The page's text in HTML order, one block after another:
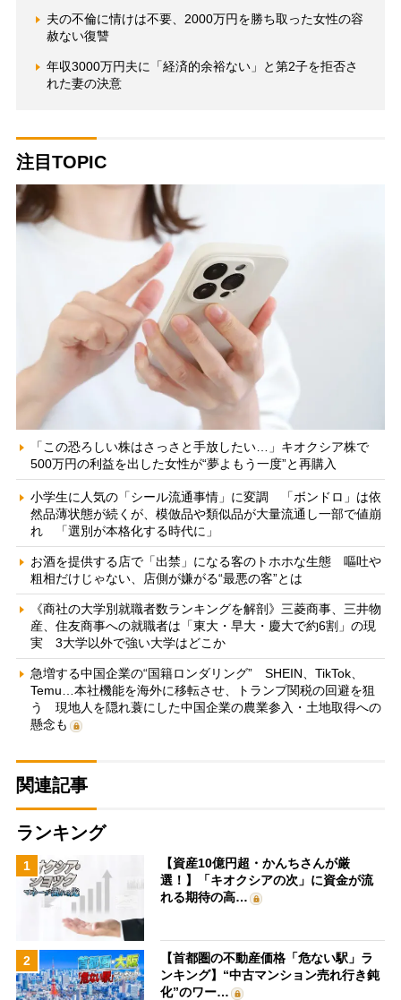
夫の不倫に情けは不要、2000万円を勝ち取った女性の容
赦ない復讐
年収3000万円夫に「経済的余裕ない」と第2子を拒否さ
れた妻の決意
注目TOPIC
「この恐ろしい株はさっさと手放したい…」キオクシア株で
500万円の利益を出した女性が“夢よもう一度”と再購入
小学生に人気の「シール流通事情」に変調 「ボンドロ」は依
然品薄状態が続くが、模倣品や類似品が大量流通し一部で値崩
れ 「選別が本格化する時代に」
お酒を提供する店で「出禁」になる客のトホホな生態 嘔吐や
粗相だけじゃない、店側が嫌がる“最悪の客”とは
《商社の大学別就職者数ランキングを解剖》三菱商事、三井物
産、住友商事への就職者は「東大・早大・慶大で約6割」の現
実 3大学以外で強い大学はどこか
急増する中国企業の“国籍ロンダリング” SHEIN、TikTok、
Temu…本社機能を海外に移転させ、トランプ関税の回避を狙
う 現地人を隠れ蓑にした中国企業の農業参入・土地取得への
懸念も
関連記事
ランキング
1
【資産10億円超・かんちさんが厳
選！】「キオクシアの次」に資金が流
れる期待の高…
2
【首都圏の不動産価格「危ない駅」ラ
ンキング】“中古マンション売れ行き鈍
化”のワー…